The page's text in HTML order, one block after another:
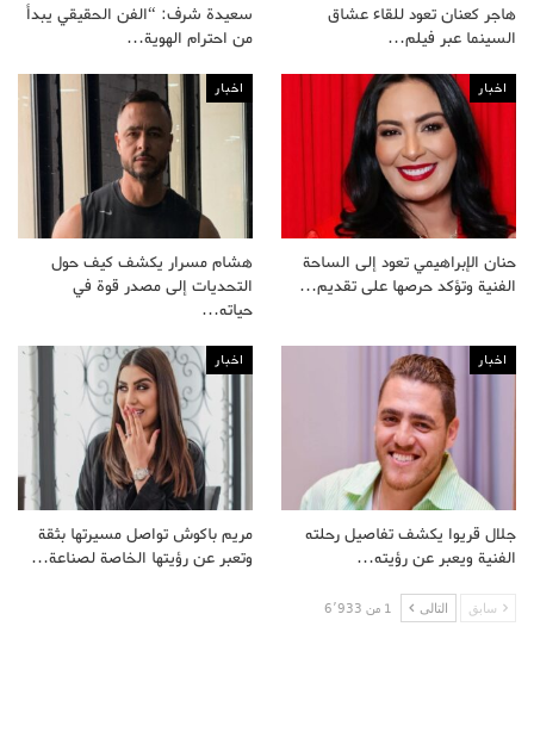
هاجر كعنان تعود للقاء عشاق
السينما عبر فيلم…
سعيدة شرف: “الفن الحقيقي يبدأ
من احترام الهوية…
اخبار
حنان الإبراهيمي تعود إلى الساحة
الفنية وتؤكد حرصها على تقديم…
اخبار
هشام مسرار يكشف كيف حول
التحديات إلى مصدر قوة في
حياته…
اخبار
جلال قريوا يكشف تفاصيل رحلته
الفنية ويعبر عن رؤيته…
اخبار
مريم باكوش تواصل مسيرتها بثقة
وتعبر عن رؤيتها الخاصة لصناعة…
سابق التالى 1 من 6٬933